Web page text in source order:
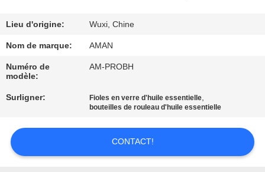
VISITE
DE
CONTRÔLE
QUALITÉ
Lieu d'origine: Wuxi, Chine
Nom de marque: AMAN
Numéro de
modèle:
AM-PROBH
Surligner: Fioles en verre d'huile essentielle,
bouteilles de rouleau d'huile essentielle
CONTACT!